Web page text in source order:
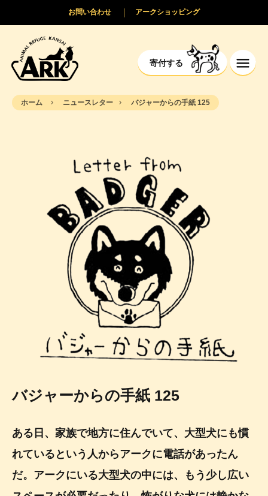
寄付する
アークショッピング
お問い合わせ
ホーム ニュースレター バジャーからの手紙 125
バジャーからの手紙 125
ある日、家族で地方に住んでいて、大型犬にも慣
れているという人からアークに電話があったん
だ。アークにいる大型犬の中には、もう少し広い